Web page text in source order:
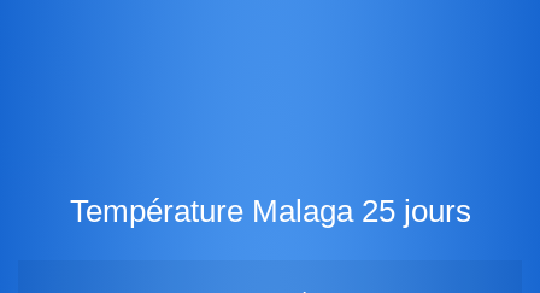
Température Malaga 25 jours